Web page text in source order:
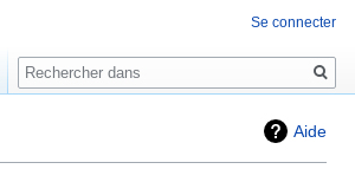
Aide
Se connecter
Rechercher